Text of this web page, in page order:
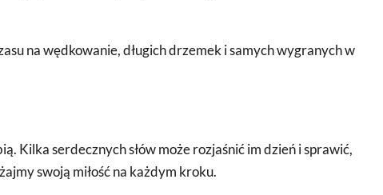
na wędkowanie, długich drzemek i samych wygranych w
Kilka serdecznych słów może rozjaśnić im dzień i sprawić,
swoją miłość na każdym kroku.